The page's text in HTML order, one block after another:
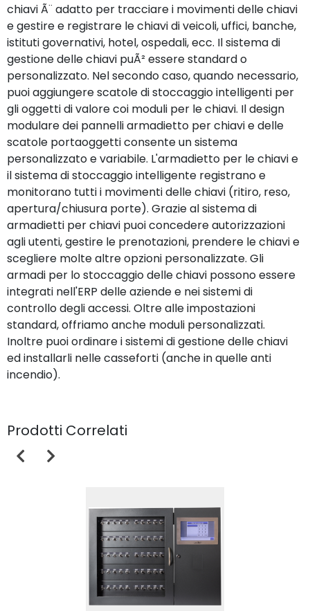
chiavi Ã¨ adatto per tracciare i movimenti delle chiavi
e gestire e registrare le chiavi di veicoli, uffici, banche,
istituti governativi, hotel, ospedali, ecc. Il sistema di
gestione delle chiavi puÃ² essere standard o
personalizzato. Nel secondo caso, quando necessario,
puoi aggiungere scatole di stoccaggio intelligenti per
gli oggetti di valore coi moduli per le chiavi. Il design
modulare dei pannelli armadietto per chiavi e delle
scatole portaoggetti consente un sistema
personalizzato e variabile. L'armadietto per le chiavi e
il sistema di stoccaggio intelligente registrano e
monitorano tutti i movimenti delle chiavi (ritiro, reso,
apertura/chiusura porte). Grazie al sistema di
armadietti per chiavi puoi concedere autorizzazioni
agli utenti, gestire le prenotazioni, prendere le chiavi e
scegliere molte altre opzioni personalizzate. Gli
armadi per lo stoccaggio delle chiavi possono essere
integrati nell'ERP delle aziende e nei sistemi di
controllo degli accessi. Oltre alle impostazioni
standard, offriamo anche moduli personalizzati.
Inoltre puoi ordinare i sistemi di gestione delle chiavi
ed installarli nelle casseforti (anche in quelle anti
incendio).
Prodotti Correlati